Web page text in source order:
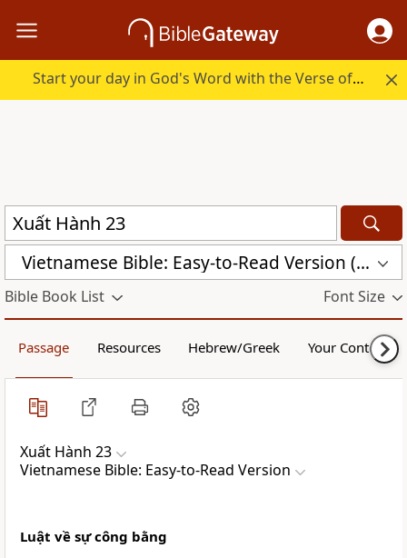
Start your day in God's Word with the Verse of the Day.
Vietnamese Bible: Easy-to-Read Version (BPT)
Bible Book List Font Size
Passage Resources Hebrew/Greek Your Content
Xuất Hành 23
Vietnamese Bible: Easy-to-Read Version
Luật về sự công bằng